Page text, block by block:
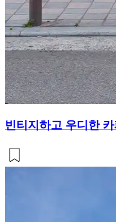
빈티지하고 우디한